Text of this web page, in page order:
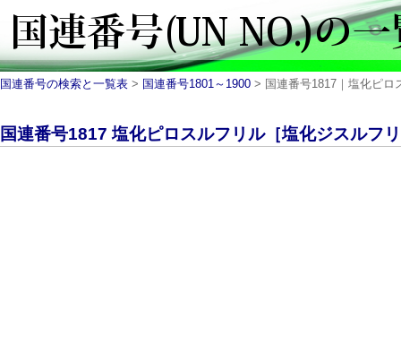
国連番号の検索と一覧表 > 国連番号1801～1900 > 国連番号1817｜塩化ピロ
国連番号1817 塩化ピロスルフリル［塩化ジスルフ